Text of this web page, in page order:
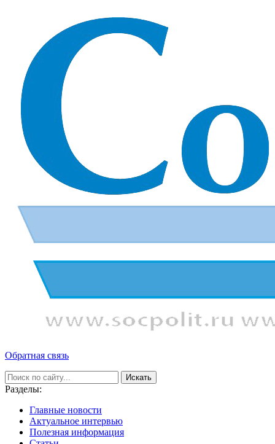
Обратная связь
Искать
Разделы:
Главные новости
Актуальное интервью
Полезная информация